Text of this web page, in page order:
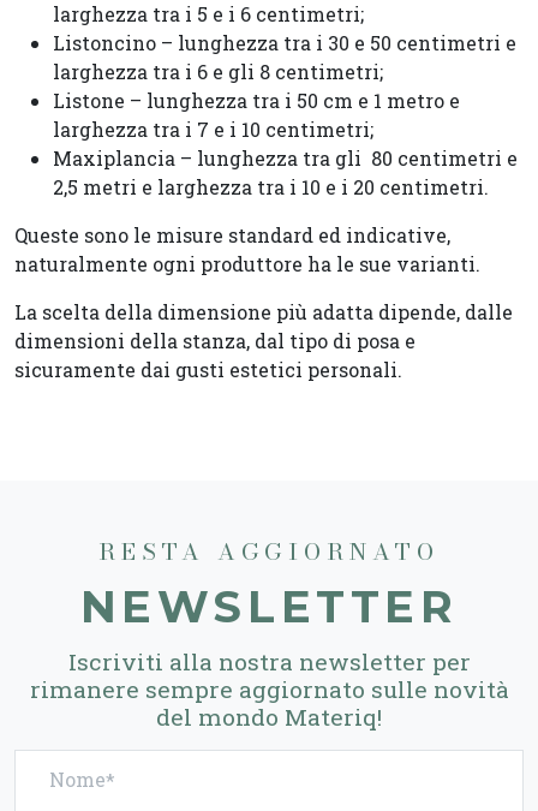
larghezza tra i 5 e i 6 centimetri;
Listoncino – lunghezza tra i 30 e 50 centimetri e
larghezza tra i 6 e gli 8 centimetri;
Listone – lunghezza tra i 50 cm e 1 metro e
larghezza tra i 7 e i 10 centimetri;
Maxiplancia – lunghezza tra gli 80 centimetri e
2,5 metri e larghezza tra i 10 e i 20 centimetri.
Queste sono le misure standard ed indicative,
naturalmente ogni produttore ha le sue varianti.
La scelta della dimensione più adatta dipende, dalle
dimensioni della stanza, dal tipo di posa e
sicuramente dai gusti estetici personali.
RESTA AGGIORNATO
NEWSLETTER
Iscriviti alla nostra newsletter per
rimanere sempre aggiornato sulle novità
del mondo Materiq!
Nome